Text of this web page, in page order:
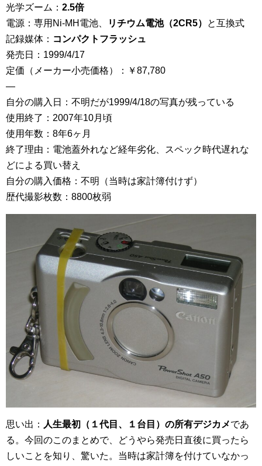
光学ズーム： 2.5倍
電源：専用Ni-MH電池、
リチウム電池（2CR5）
と互換式
記録媒体： コンパクトフラッシュ
発売日：1999/4/17
定価（メーカー小売価格）：￥87,780
—
自分の購入日：不明だが1999/4/18の写真が残っている
使用終了：2007年10月頃
使用年数：8年6ヶ月
終了理由：電池蓋外れなど経年劣化、スペック時代遅れな
どによる買い替え
自分の購入価格：不明（当時は家計簿付けず）
歴代撮影枚数：8800枚弱
思い出： 人生最初（１代目、１台目）の所有デジカメであ
る。今回のこのまとめで、どうやら発売日直後に買ったら
しいことを知り、驚いた。当時は家計簿を付けていなかっ